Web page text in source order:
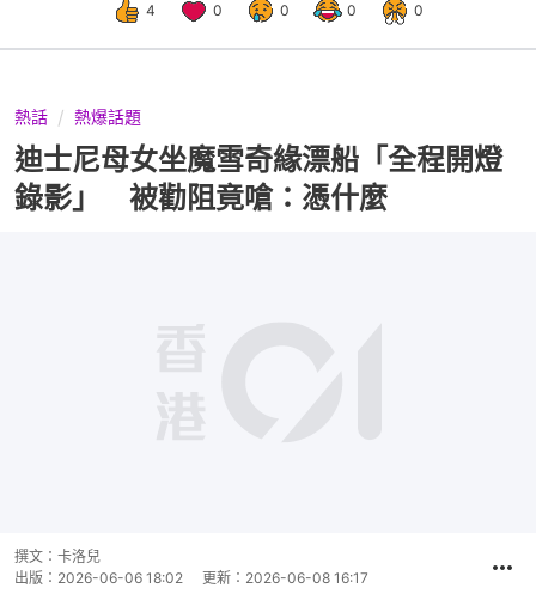
4 0 0 0 0
熱話 熱爆話題
迪士尼母女坐魔雪奇緣漂船「全程開燈
錄影」 被勸阻竟嗆：憑什麼
撰文： 卡洛兒
出版： 2026-06-06 18:02 更新： 2026-06-08 16:17